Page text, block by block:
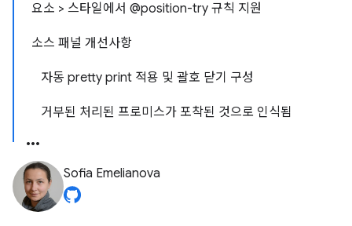
요소 > 스타일에서 @position-try 규칙 지원
소스 패널 개선사항
자동 pretty print 적용 및 괄호 닫기 구성
거부된 처리된 프로미스가 포착된 것으로 인식됨
Sofia Emelianova